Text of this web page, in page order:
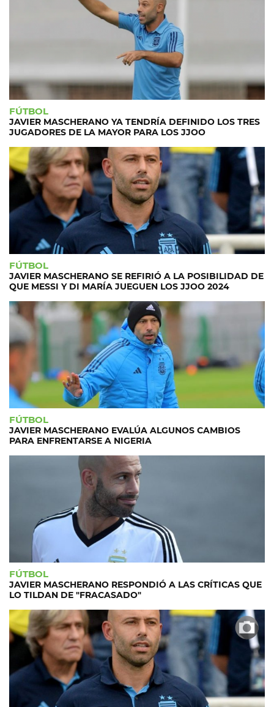
FÚTBOL
JAVIER MASCHERANO YA TENDRÍA DEFINIDO LOS TRES
JUGADORES DE LA MAYOR PARA LOS JJOO
FÚTBOL
JAVIER MASCHERANO SE REFIRIÓ A LA POSIBILIDAD DE
QUE MESSI Y DI MARÍA JUEGUEN LOS JJOO 2024
FÚTBOL
JAVIER MASCHERANO EVALÚA ALGUNOS CAMBIOS
PARA ENFRENTARSE A NIGERIA
FÚTBOL
JAVIER MASCHERANO RESPONDIÓ A LAS CRÍTICAS QUE
LO TILDAN DE "FRACASADO"